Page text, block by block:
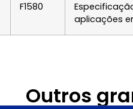
F1580
aplicações
Outros